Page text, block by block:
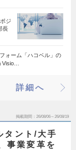
ジ
長
ォーム「ハコベル」の
Visio…
詳細へ
掲載期間 26/08/06～26/08/19
タント/大手
事業変革を